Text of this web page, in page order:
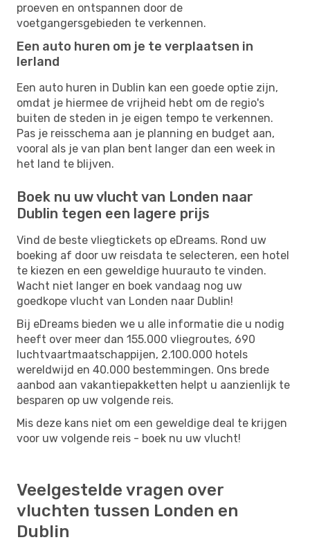
proeven en ontspannen door de
voetgangersgebieden te verkennen.
Een auto huren om je te verplaatsen in
Ierland
Een auto huren in Dublin kan een goede optie zijn,
omdat je hiermee de vrijheid hebt om de regio's
buiten de steden in je eigen tempo te verkennen.
Pas je reisschema aan je planning en budget aan,
vooral als je van plan bent langer dan een week in
het land te blijven.
Boek nu uw vlucht van Londen naar
Dublin tegen een lagere prijs
Vind de beste vliegtickets op eDreams. Rond uw
boeking af door uw reisdata te selecteren, een hotel
te kiezen en een geweldige huurauto te vinden.
Wacht niet langer en boek vandaag nog uw
goedkope vlucht van Londen naar Dublin!
Bij eDreams bieden we u alle informatie die u nodig
heeft over meer dan 155.000 vliegroutes, 690
luchtvaartmaatschappijen, 2.100.000 hotels
wereldwijd en 40.000 bestemmingen. Ons brede
aanbod aan vakantiepakketten helpt u aanzienlijk te
besparen op uw volgende reis.
Mis deze kans niet om een ​​geweldige deal te krijgen
voor uw volgende reis - boek nu uw vlucht!
Veelgestelde vragen over
vluchten tussen Londen en
Dublin